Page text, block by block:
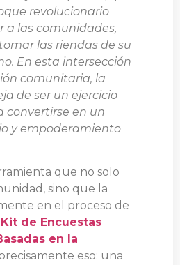
revolucionario
a las comunidades,
las riendas de su
En esta intersección
comunitaria, la
de ser un ejercicio
convertirse en un
y empoderamiento
que no solo
sino que la
en el proceso de
Kit de Encuestas
en la
eso: una